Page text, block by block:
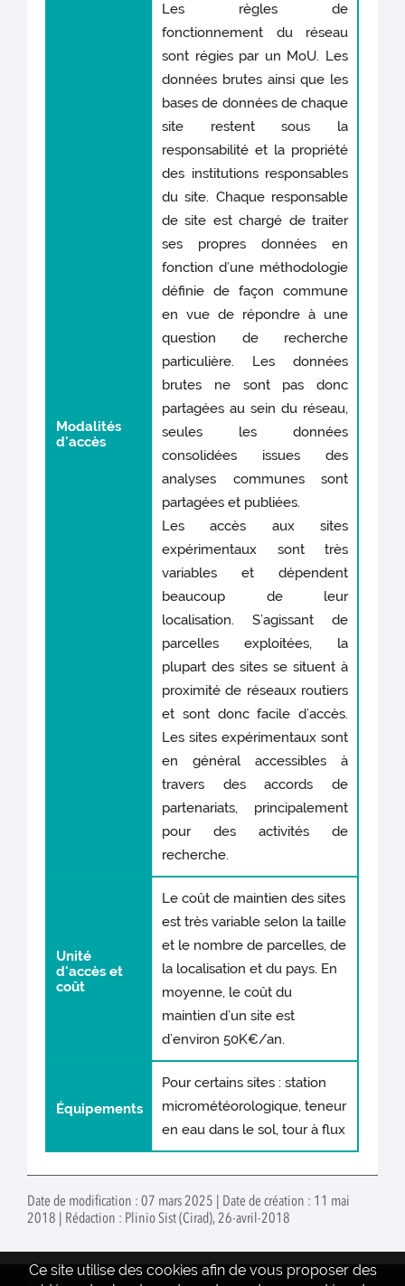
Modalités
d'accès
Les règles de
fonctionnement du réseau
sont régies par un MoU. Les
données brutes ainsi que les
bases de données de chaque
site restent sous la
responsabilité et la propriété
des institutions responsables
du site. Chaque responsable
de site est chargé de traiter
ses propres données en
fonction d’une méthodologie
définie de façon commune
en vue de répondre à une
question de recherche
particulière. Les données
brutes ne sont pas donc
partagées au sein du réseau,
seules les données
consolidées issues des
analyses communes sont
partagées et publiées.
Les accès aux sites
expérimentaux sont très
variables et dépendent
beaucoup de leur
localisation. S’agissant de
parcelles exploitées, la
plupart des sites se situent à
proximité de réseaux routiers
et sont donc facile d’accès.
Les sites expérimentaux sont
en général accessibles à
travers des accords de
partenariats, principalement
pour des activités de
recherche.
Unité
d'accès et
coût
Le coût de maintien des sites
est très variable selon la taille
et le nombre de parcelles, de
la localisation et du pays. En
moyenne, le coût du
maintien d’un site est
d’environ 50K€/an.
Équipements
Pour certains sites : station
micrométéorologique, teneur
en eau dans le sol, tour à flux
Date de modification : 07 mars 2025 | Date de création : 11 mai
2018 | Rédaction : Plinio Sist (Cirad), 26-avril-2018
Ce site utilise des cookies afin de vous proposer des